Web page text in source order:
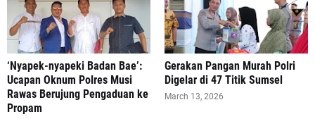
‘Nyapek-nyapeki Badan Bae’:
Ucapan Oknum Polres Musi
Rawas Berujung Pengaduan ke
Propam
Gerakan Pangan Murah Polri
Digelar di 47 Titik Sumsel
March 13, 2026